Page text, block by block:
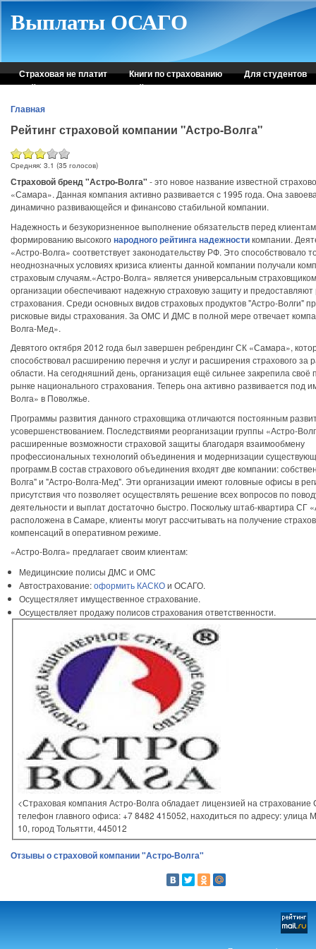
Выплаты ОСАГО
Страховая не платит Книги по страхованию
Для студентов
Рейтинг страховых компаний
Консультация автоюриста
Главная
Рейтинг страховой компании "Астро-Волга"
Средняя: 3.1 (35 голосов)
Страховой бренд "Астро-Волга" - это новое название известной
«Самара». Данная компания активно развивается с 1995 года. Она
динамично развивающейся и финансово стабильной компании.
Надежность и безукоризненное выполнение обязательств перед
формированию высокогонародного рейтинга надежностикомпании.
«Астро-Волга» соответствует законодательству РФ. Это способствовало
неоднозначных условиях кризиса клиенты данной компании получали
страховым случаям.«Астро-Волга» является универсальным
организации обеспечивают надежную страховую защиту и
страхования. Среди основных видов страховых продуктов "Астро-Волги"
рисковые виды страхования. За ОМС И ДМС в полной мере отвечает
Волга-Мед».
Девятого октября 2012 года был завершен ребрендинг СК «Самара»,
способствовал расширению перечня и услуг и расширения страхового за
области. На сегодняшний день, организация ещё сильнее закрепила своё
рынке национального страхования. Теперь она активно развивается под
Волга» в Поволжье.
Программы развития данного страховщика отличаются постоянным
усовершенствованием. Последствиями реорганизации группы «Астро-
расширенные возможности страховой защиты благодаря взаимообмену
профессиональных технологий объединения и модернизации
программ.В состав страхового объединения входят две компании:
Волга" и "Астро-Волга-Мед". Эти организации имеют головные офисы в
присутствия что позволяет осуществлять решение всех вопросов по
деятельности и выплат достаточно быстро. Поскольку штаб-квартира СГ
расположена в Самаре, клиенты могут рассчитывать на получение
компенсаций в оперативном режиме.
«Астро-Волга» предлагает своим клиентам:
Медицинские полисы ДМС и ОМС
Автострахование:оформить КАСКОи ОСАГО.
Осущестяляет имущественное страхование.
Осуществляет продажу полисов страхования ответственности.
<Страховая компания Астро-Волга обладает лицензией на
телефон главного офиса: +7 8482 415052, находиться по адресу: улица
10, город Тольятти, 445012
Отзывы о страховой компании "Астро-Волга"